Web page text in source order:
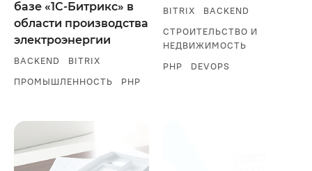
базе «1С-Битрикс» в
области производства
электроэнергии
BACKEND
BITRIX
ПРОМЫШЛЕННОСТЬ
PHP
BITRIX
BACKEND
СТРОИТЕЛЬСТВО И
НЕДВИЖИМОСТЬ
PHP
DEVOPS